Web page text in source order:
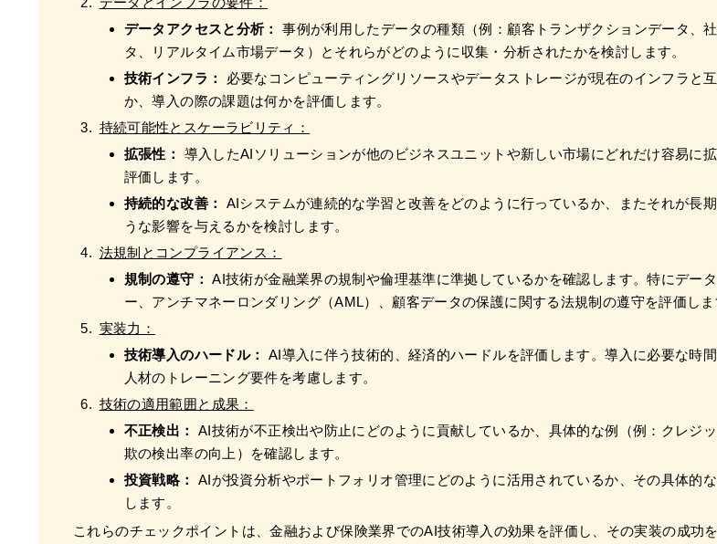
データアクセスと分析：
事例が利用したデータの種類（例：顧客トランザクションデータ、
タ、リアルタイム市場データ）とそれらがどのように収集・分析されたかを検討します。
技術インフラ：
必要なコンピューティングリソースやデータストレージが現在のインフラと
か、導入の際の課題は何かを評価します。
持続可能性とスケーラビリティ：
拡張性：
導入したAIソリューションが他のビジネスユニットや新しい市場にどれだけ容易に
評価します。
持続的な改善：
AIシステムが連続的な学習と改善をどのように行っているか、またそれが長
うな影響を与えるかを検討します。
法規制とコンプライアンス：
規制の遵守： AI技術が金融業界の規制や倫理基準に準拠しているかを確認します。特にデー
ー、アンチマネーロンダリング（AML）、顧客データの保護に関する法規制の遵守を評価しま
実装力：
技術導入のハードル：
AI導入に伴う技術的、経済的ハードルを評価します。導入に必要な時間
人材のトレーニング要件を考慮します。
技術の適用範囲と成果：
不正検出：
AI技術が不正検出や防止にどのように貢献しているか、具体的な例（例：クレジ
欺の検出率の向上）を確認します。
投資戦略：
AIが投資分析やポートフォリオ管理にどのように活用されているか、その具体的
します。
これらのチェックポイントは、金融および保険業界でのAI技術導入の効果を評価し、その実装の成功